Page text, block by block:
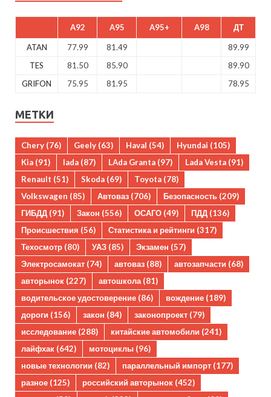
A92 A95 A95+ A98 ДТ
ATAN 77.99 81.49
89.99
TES
81.50 85.90
89.90
GRIFON
75.95 81.95 78.95
МЕТКИ
Chery (76) Geely (63) Haval (54) Hyundai (105)
Kia (91) lada (87) LAda Granta (97) Lada Vesta (91)
Renault (51) Skoda (69) Toyota (78)
Volkswagen (85) Автоваз (706) Безопасность (209)
ГИБДД (91) Закон (556) ОСАГО (49) ПДД (136)
Происшествия (56) Статистика и рейтинги (317)
Техосмотр (80) УАЗ (85) Экзамен (57)
Электросамокат (74) автоваз (88) автозапчасти (68)
авторынок (227) автошкола (81)
водительское удостоверение (86) вождение (189)
дороги (156) закон (84) законопроект (79)
исследование (288) китайские автомобили (241)
лайфхак (642) мотоциклы (96)
новые технологии (82) параллельный импорт (177)
разное (125) российский авторынок (452)